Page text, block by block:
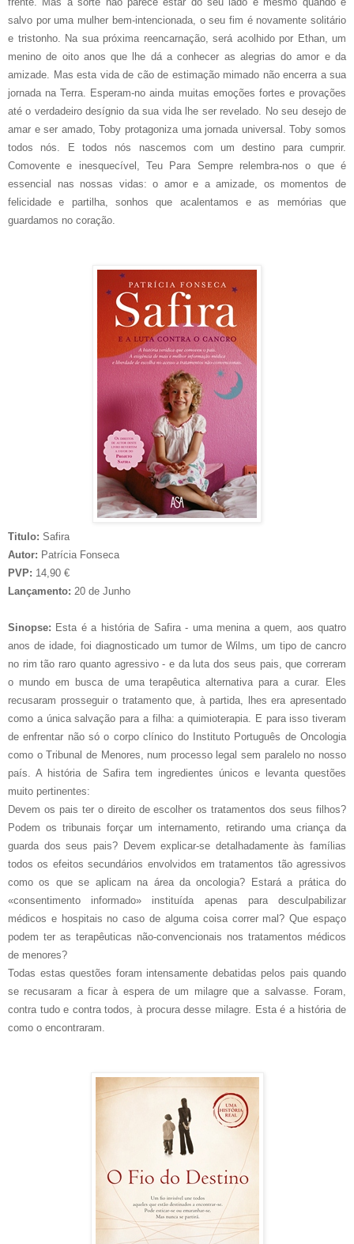
salvo por uma mulher bem-intencionada, o seu fim é novamente solitário
e tristonho. Na sua próxima reencarnação, será acolhido por Ethan, um
menino de oito anos que lhe dá a conhecer as alegrias do amor e da
amizade. Mas esta vida de cão de estimação mimado não encerra a sua
jornada na Terra. Esperam-no ainda muitas emoções fortes e provações
até o verdadeiro desígnio da sua vida lhe ser revelado. No seu desejo de
amar e ser amado, Toby protagoniza uma jornada universal. Toby somos
todos nós. E todos nós nascemos com um destino para cumprir.
Comovente e inesquecível, Teu Para Sempre relembra-nos o que é
essencial nas nossas vidas: o amor e a amizade, os momentos de
felicidade e partilha, sonhos que acalentamos e as memórias que
guardamos no coração.
Titulo: Safira
Autor: Patrícia Fonseca
PVP: 14,90 €
Lançamento: 20 de Junho
Sinopse: Esta é a história de Safira - uma menina a quem, aos quatro
anos de idade, foi diagnosticado um tumor de Wilms, um tipo de cancro
no rim tão raro quanto agressivo - e da luta dos seus pais, que correram
o mundo em busca de uma terapêutica alternativa para a curar. Eles
recusaram prosseguir o tratamento que, à partida, lhes era apresentado
como a única salvação para a filha: a quimioterapia. E para isso tiveram
de enfrentar não só o corpo clínico do Instituto Português de Oncologia
como o Tribunal de Menores, num processo legal sem paralelo no nosso
país. A história de Safira tem ingredientes únicos e levanta questões
muito pertinentes:
Devem os pais ter o direito de escolher os tratamentos dos seus filhos?
Podem os tribunais forçar um internamento, retirando uma criança da
guarda dos seus pais? Devem explicar-se detalhadamente às famílias
todos os efeitos secundários envolvidos em tratamentos tão agressivos
como os que se aplicam na área da oncologia? Estará a prática do
«consentimento informado» instituída apenas para desculpabilizar
médicos e hospitais no caso de alguma coisa correr mal? Que espaço
podem ter as terapêuticas não-convencionais nos tratamentos médicos
de menores?
Todas estas questões foram intensamente debatidas pelos pais quando
se recusaram a ficar à espera de um milagre que a salvasse. Foram,
contra tudo e contra todos, à procura desse milagre. Esta é a história de
como o encontraram.